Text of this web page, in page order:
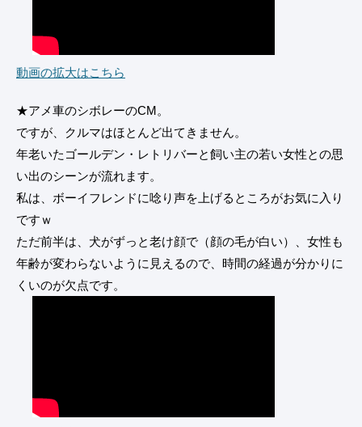
動画の拡大はこちら
★アメ車のシボレーのCM。
ですが、クルマはほとんど出てきません。
年老いたゴールデン・レトリバーと飼い主の若い女性との思
い出のシーンが流れます。
私は、ボーイフレンドに唸り声を上げるところがお気に入り
ですｗ
ただ前半は、犬がずっと老け顔で（顔の毛が白い）、女性も
年齢が変わらないように見えるので、時間の経過が分かりに
くいのが欠点です。